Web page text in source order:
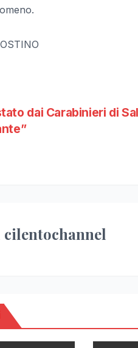
dai Carabinieri di
cilentochannel